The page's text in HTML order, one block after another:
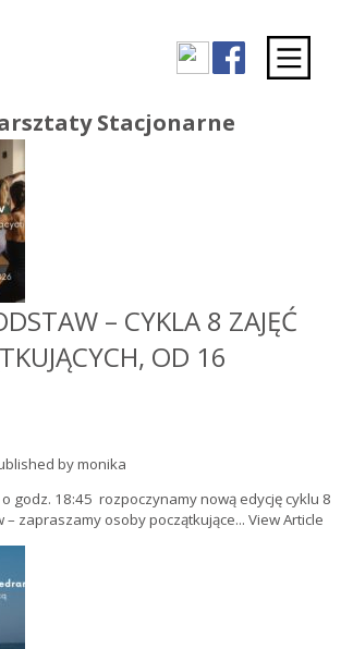
Stacjonarne
– CYKLA 8 ZAJĘĆ
OD 16
bymonika
godz. 18:45 rozpoczynamy nową edycję cyklu 8
– zapraszamy osoby początkujące... View Article